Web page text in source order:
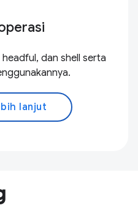
dan shell serta
lanjut